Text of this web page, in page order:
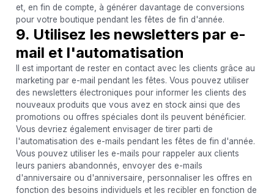
et, en fin de compte, à générer davantage de conversions
pour votre boutique pendant les fêtes de fin d'année.
9. Utilisez les newsletters par e-
mail et l'automatisation
Il est important de rester en contact avec les clients grâce au
marketing par e-mail pendant les fêtes. Vous pouvez utiliser
des newsletters électroniques pour informer les clients des
nouveaux produits que vous avez en stock ainsi que des
promotions ou offres spéciales dont ils peuvent bénéficier.
Vous devriez également envisager de tirer parti de
l'automatisation des e-mails pendant les fêtes de fin d'année.
Vous pouvez utiliser les e-mails pour rappeler aux clients
leurs paniers abandonnés, envoyer des e-mails
d'anniversaire ou d'anniversaire, personnaliser les offres en
fonction des besoins individuels et les recibler en fonction de